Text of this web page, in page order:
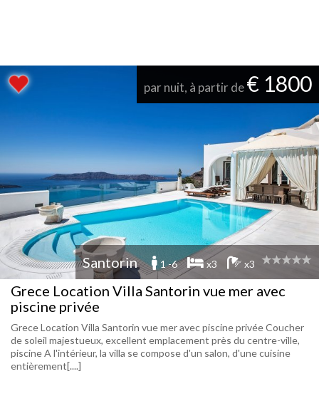
par nuit, à partir de€ 1800
Santorin 1 -6 x3 x3
Grece Location Villa Santorin vue mer avec
piscine privée
Grece Location Villa Santorin vue mer avec piscine privée Coucher
de soleil majestueux, excellent emplacement près du centre-ville,
piscine A l'intérieur, la villa se compose d'un salon, d'une cuisine
entièrement[....]